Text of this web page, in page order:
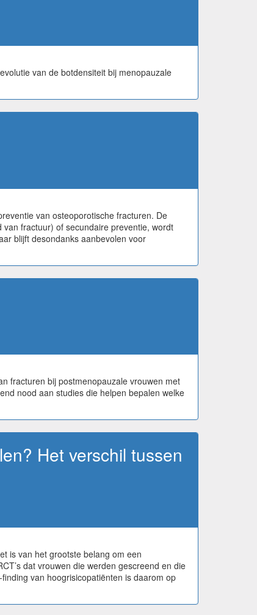
van de botdensiteit bij menopauzale
van osteoporotische fracturen. De
fractuur) of secundaire preventie, wordt
blijft desondanks aanbevolen voor
fracturen bij postmenopauzale vrouwen met
nood aan studies die helpen bepalen welke
Het verschil tussen
is van het grootste belang om een
dat vrouwen die werden gescreend en die
van hoogrisicopatiënten is daarom op